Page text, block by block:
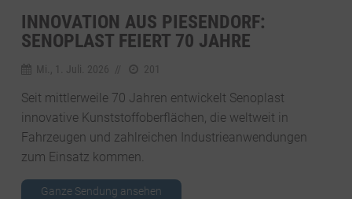
INNOVATION AUS PIESENDORF:
SENOPLAST FEIERT 70 JAHRE
Mi., 1. Juli. 2026 201
Seit mittlerweile 70 Jahren entwickelt Senoplast
innovative Kunststoffoberflächen, die weltweit in
Fahrzeugen und zahlreichen Industrieanwendungen
zum Einsatz kommen.
Ganze Sendung ansehen